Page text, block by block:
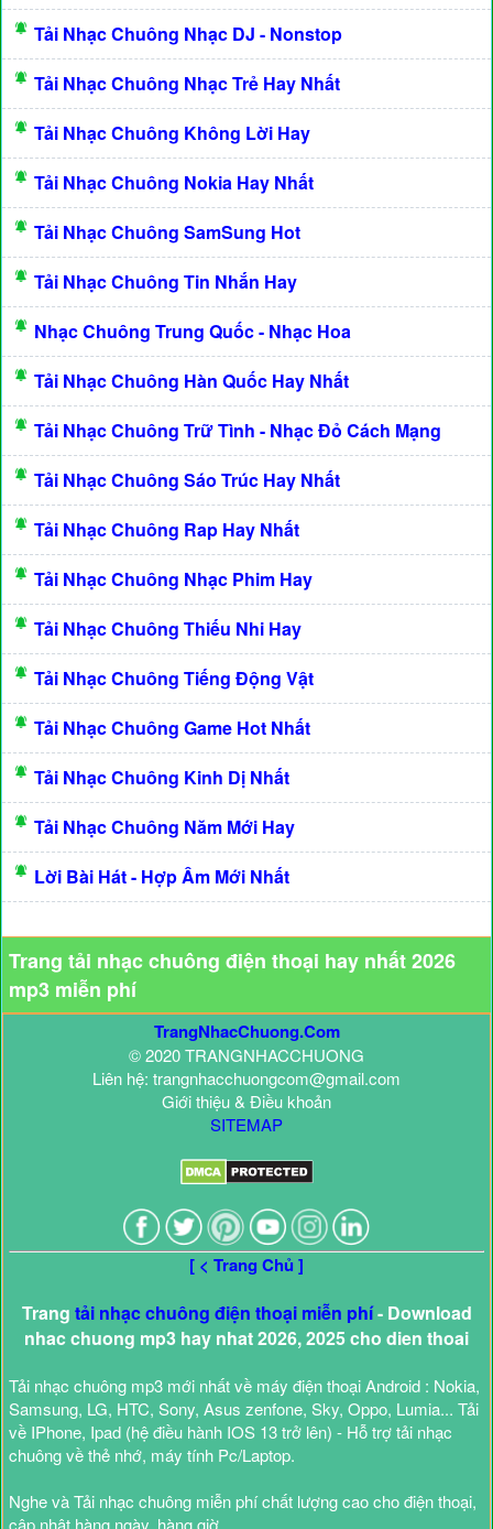
Tải Nhạc Chuông Nhạc DJ - Nonstop
Tải Nhạc Chuông Nhạc Trẻ Hay Nhất
Tải Nhạc Chuông Không Lời Hay
Tải Nhạc Chuông Nokia Hay Nhất
Tải Nhạc Chuông SamSung Hot
Tải Nhạc Chuông Tin Nhắn Hay
Nhạc Chuông Trung Quốc - Nhạc Hoa
Tải Nhạc Chuông Hàn Quốc Hay Nhất
Tải Nhạc Chuông Trữ Tình - Nhạc Đỏ Cách Mạng
Tải Nhạc Chuông Sáo Trúc Hay Nhất
Tải Nhạc Chuông Rap Hay Nhất
Tải Nhạc Chuông Nhạc Phim Hay
Tải Nhạc Chuông Thiếu Nhi Hay
Tải Nhạc Chuông Tiếng Động Vật
Tải Nhạc Chuông Game Hot Nhất
Tải Nhạc Chuông Kinh Dị Nhất
Tải Nhạc Chuông Năm Mới Hay
Lời Bài Hát - Hợp Âm Mới Nhất
Trang tải nhạc chuông điện thoại hay nhất 2026
mp3 miễn phí
TrangNhacChuong.Com
© 2020 TRANGNHACCHUONG
Liên hệ: trangnhacchuongcom@gmail.com
Giới thiệu & Điều khoản
SITEMAP
[ < Trang Chủ ]
Trang tải nhạc chuông điện thoại miễn phí- Download
nhac chuong mp3 hay nhat 2026, 2025 cho dien thoai
Tải nhạc chuông mp3 mới nhất về máy điện thoại Android : Nokia,
Samsung, LG, HTC, Sony, Asus zenfone, Sky, Oppo, Lumia... Tải
về IPhone, Ipad (hệ điều hành IOS 13 trở lên) - Hỗ trợ tải nhạc
chuông về thẻ nhớ, máy tính Pc/Laptop.
Nghe và Tải nhạc chuông miễn phí chất lượng cao cho điện thoại,